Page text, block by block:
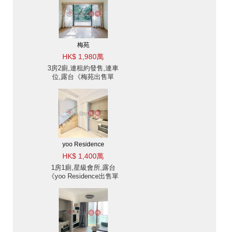
梅苑
HK$ 1,980萬
3房2廁,連租約發售,連車
位,露台《梅苑出售單
yoo Residence
HK$ 1,400萬
1房1廁,星級會所,露台
《yoo Residence出售單